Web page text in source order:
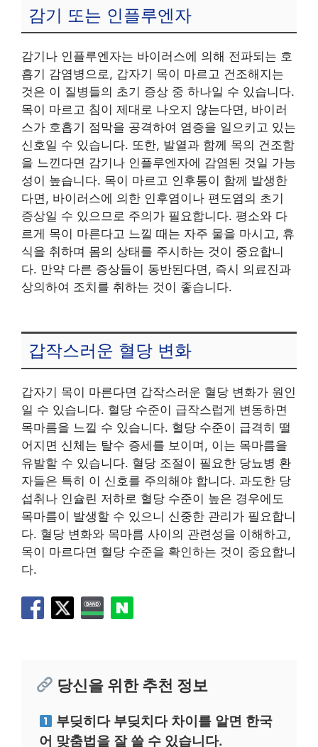
감기 또는 인플루엔자
감기나 인플루엔자는 바이러스에 의해 전파되는 호
흡기 감염병으로, 갑자기 목이 마르고 건조해지는
것은 이 질병들의 초기 증상 중 하나일 수 있습니다.
목이 마르고 침이 제대로 나오지 않는다면, 바이러
스가 호흡기 점막을 공격하여 염증을 일으키고 있는
신호일 수 있습니다. 또한, 발열과 함께 목의 건조함
을 느낀다면 감기나 인플루엔자에 감염된 것일 가능
성이 높습니다. 목이 마르고 인후통이 함께 발생한
다면, 바이러스에 의한 인후염이나 편도염의 초기
증상일 수 있으므로 주의가 필요합니다. 평소와 다
르게 목이 마른다고 느낄 때는 자주 물을 마시고, 휴
식을 취하며 몸의 상태를 주시하는 것이 중요합니
다. 만약 다른 증상들이 동반된다면, 즉시 의료진과
상의하여 조치를 취하는 것이 좋습니다.
갑작스러운 혈당 변화
갑자기 목이 마른다면 갑작스러운 혈당 변화가 원인
일 수 있습니다. 혈당 수준이 급작스럽게 변동하면
목마름을 느낄 수 있습니다. 혈당 수준이 급격히 떨
어지면 신체는 탈수 증세를 보이며, 이는 목마름을
유발할 수 있습니다. 혈당 조절이 필요한 당뇨병 환
자들은 특히 이 신호를 주의해야 합니다. 과도한 당
섭취나 인슐린 저하로 혈당 수준이 높은 경우에도
목마름이 발생할 수 있으니 신중한 관리가 필요합니
다. 혈당 변화와 목마름 사이의 관련성을 이해하고,
목이 마르다면 혈당 수준을 확인하는 것이 중요합니
다.
당신을 위한 추천 정보
부딪히다 부딪치다 차이를 알면 한국
어 맞춤법을 잘 쓸 수 있습니다.